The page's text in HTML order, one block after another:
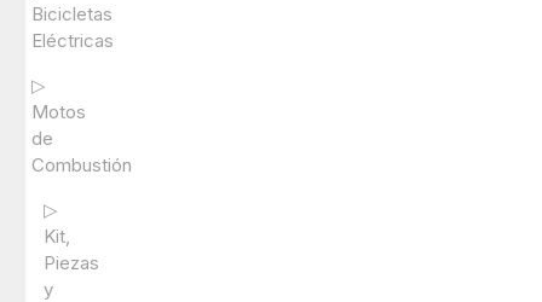
Bicicletas
Eléctricas
▷
Motos
de
Combustión
▷
Kit,
Piezas
y